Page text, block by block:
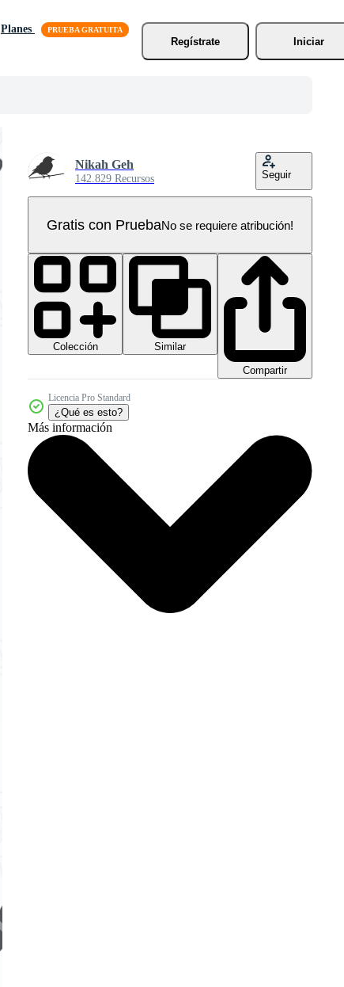
Planes
Regístrate
Iniciar
Nikah Geh
142.829 Recursos Seguir
Gratis con PruebaNo se requiere atribución!
Colección
Similar
Compartir
Licencia Pro Standard
¿Qué es esto?
Más información